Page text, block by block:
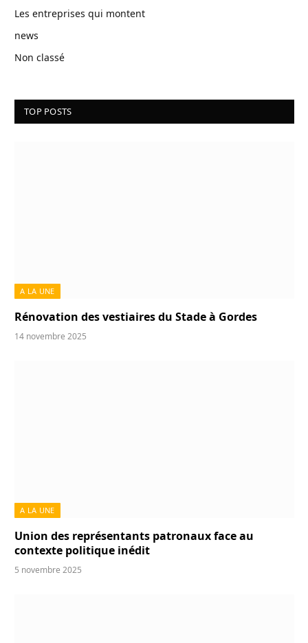
Les entreprises qui montent
news
Non classé
TOP POSTS
A LA UNE
Rénovation des vestiaires du Stade à Gordes
14 novembre 2025
A LA UNE
Union des représentants patronaux face au
contexte politique inédit
5 novembre 2025